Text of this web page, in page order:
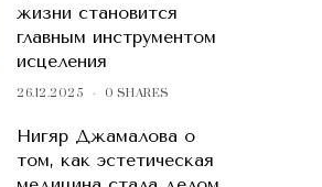
жизни становится
главным инструментом
исцеления
26.12.2025 0 SHARES
Нигяр Джамалова о
том, как эстетическая